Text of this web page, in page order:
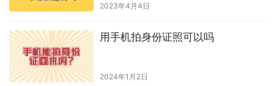
2023年4月4日
用手机拍身份证照可以吗
2024年1月2日